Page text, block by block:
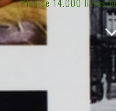
Plus de 14.000 livres